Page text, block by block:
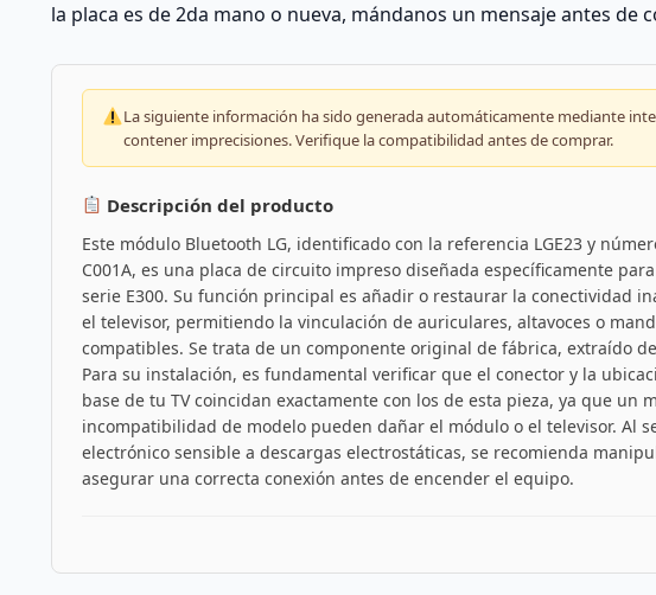
la placa es de 2da mano o nueva, mándanos un mensaje antes de
La siguiente información ha sido generada automáticamente mediante
contener imprecisiones. Verifique la compatibilidad antes de comprar.
Descripción del producto
Este módulo Bluetooth LG, identificado con la referencia LGE23 y número
C001A, es una placa de circuito impreso diseñada específicamente
serie E300. Su función principal es añadir o restaurar la conectividad
el televisor, permitiendo la vinculación de auriculares, altavoces o
compatibles. Se trata de un componente original de fábrica, extraído
Para su instalación, es fundamental verificar que el conector y la
base de tu TV coincidan exactamente con los de esta pieza, ya que un
incompatibilidad de modelo pueden dañar el módulo o el televisor. Al
electrónico sensible a descargas electrostáticas, se recomienda
asegurar una correcta conexión antes de encender el equipo.